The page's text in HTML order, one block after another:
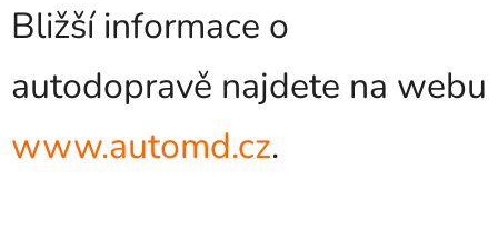
Bližší informace o
autodopravě najdete na webu
www.automd.cz.